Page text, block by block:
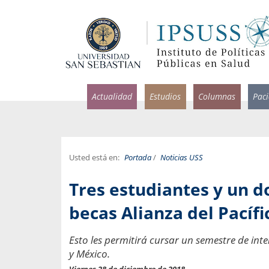
Actualidad Estudios Columnas
Usted está en: Portada/ Noticias USS
Tres estudiantes y un
becas Alianza del
Esto les permitirá cursar un semestre de
y México.
por incapacidad
Infectólogo y profesor
Medicina, Universidad